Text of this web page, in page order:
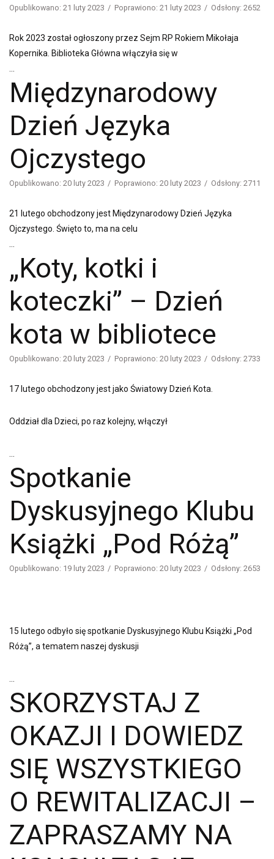
Opublikowano: 21 luty 2023 Poprawiono: 21 luty 2023 Odsłony: 2652
Rok 2023 został ogłoszony przez Sejm RP Rokiem Mikołaja
Kopernika. Biblioteka Główna włączyła się w
Międzynarodowy
Dzień Języka
Ojczystego
Opublikowano: 20 luty 2023 Poprawiono: 20 luty 2023 Odsłony: 2711
21 lutego obchodzony jest Międzynarodowy Dzień Języka
Ojczystego. Święto to, ma na celu
„Koty, kotki i
koteczki” – Dzień
kota w bibliotece
Opublikowano: 20 luty 2023 Poprawiono: 20 luty 2023 Odsłony: 2733
17 lutego obchodzony jest jako Światowy Dzień Kota.
Oddział dla Dzieci, po raz kolejny, włączył
Spotkanie
Dyskusyjnego Klubu
Książki „Pod Różą”
Opublikowano: 19 luty 2023 Poprawiono: 20 luty 2023 Odsłony: 2653
15 lutego odbyło się spotkanie Dyskusyjnego Klubu Książki „Pod
Różą”, a tematem naszej dyskusji
SKORZYSTAJ Z
OKAZJI I DOWIEDZ
SIĘ WSZYSTKIEGO
O REWITALIZACJI –
ZAPRASZAMY NA